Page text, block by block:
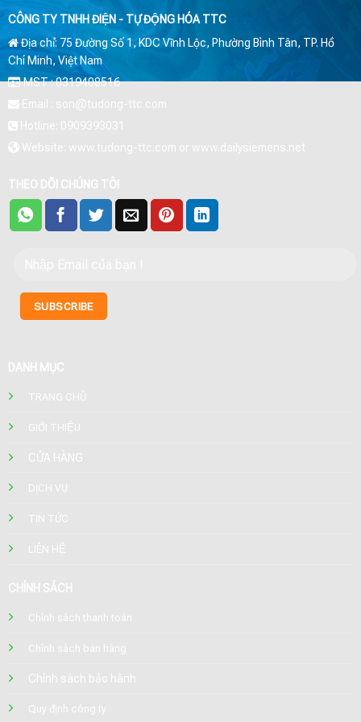
CÔNG TY TNHH ĐIỆN - TỰ ĐỘNG HÓA TTC
Địa chỉ: 75 Đường Số 1, KDC Vĩnh Lộc, Phường Bình Tân, TP. Hồ
Chí Minh, Việt Nam
MST : 0319408516
Email : son@tudong-ttc.com
Hotline: 0909393031
Website: www.tudong-ttc.com or www.dailysiemens.net
THEO DÕI CHÚNG TÔI
DANH MỤC
TRANG CHỦ
GIỚI THIỆU
CỬA HÀNG
DỊCH VỤ
TIN TỨC
LIÊN HỆ
CHÍNH SÁCH
Chính sách thanh toán
Chính sách bán hàng
Chính sách bảo hành
Quy định công ty